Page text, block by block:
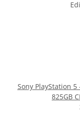
Sony PlayStation
825GB